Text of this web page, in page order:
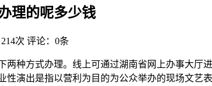
理的呢多少钱
次 评论：0条
种方式办理。线上可通过湖南省网上办事大厅
性演出是指以营利为目的为公众举办的现场文